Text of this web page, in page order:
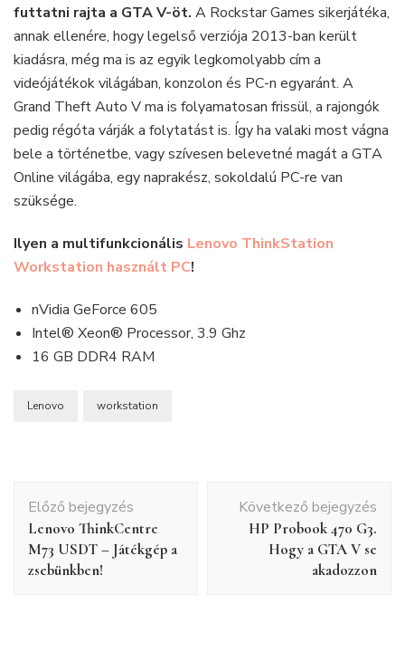
futtatni rajta a GTA V-öt. A Rockstar Games sikerjátéka,
annak ellenére, hogy legelső verziója 2013-ban került
kiadásra, még ma is az egyik legkomolyabb cím a
videójátékok világában, konzolon és PC-n egyaránt. A
Grand Theft Auto V ma is folyamatosan frissül, a rajongók
pedig régóta várják a folytatást is. Így ha valaki most vágna
bele a történetbe, vagy szívesen belevetné magát a GTA
Online világába, egy naprakész, sokoldalú PC-re van
szüksége.
Ilyen a multifunkcionális Lenovo ThinkStation
Workstation használt PC!
nVidia GeForce 605
Intel® Xeon® Processor, 3.9 Ghz
16 GB DDR4 RAM
Lenovo workstation
navigáció
Előző bejegyzés
Lenovo ThinkCentre
M73 USDT – Játékgép a
zsebünkben!
Következő bejegyzés
HP Probook 470 G3.
Hogy a GTA V se
akadozzon